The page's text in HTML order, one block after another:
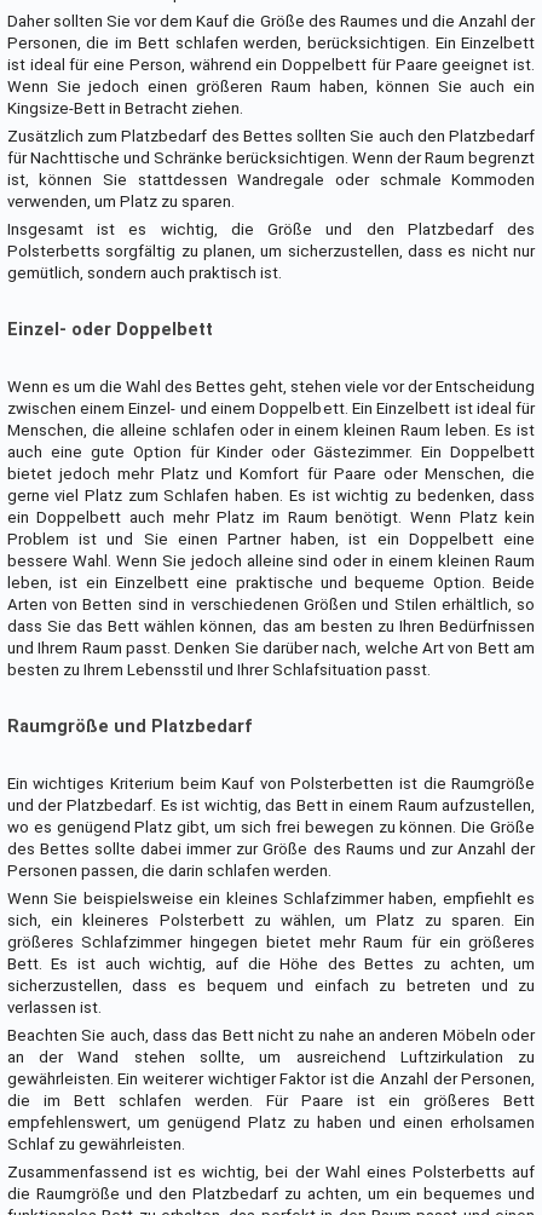
Daher sollten Sie vor dem Kauf die Größe des Raumes und die Anzahl der
Personen, die im Bett schlafen werden, berücksichtigen. Ein Einzelbett
ist ideal für eine Person, während ein Doppelbett für Paare geeignet ist.
Wenn Sie jedoch einen größeren Raum haben, können Sie auch ein
Kingsize-Bett in Betracht ziehen.
Zusätzlich zum Platzbedarf des Bettes sollten Sie auch den Platzbedarf
für Nachttische und Schränke berücksichtigen. Wenn der Raum begrenzt
ist, können Sie stattdessen Wandregale oder schmale Kommoden
verwenden, um Platz zu sparen.
Insgesamt ist es wichtig, die Größe und den Platzbedarf des
Polsterbetts sorgfältig zu planen, um sicherzustellen, dass es nicht nur
gemütlich, sondern auch praktisch ist.
Einzel- oder Doppelbett
Wenn es um die Wahl des Bettes geht, stehen viele vor der Entscheidung
zwischen einem Einzel- und einem Doppelbett. Ein Einzelbett ist ideal für
Menschen, die alleine schlafen oder in einem kleinen Raum leben. Es ist
auch eine gute Option für Kinder oder Gästezimmer. Ein Doppelbett
bietet jedoch mehr Platz und Komfort für Paare oder Menschen, die
gerne viel Platz zum Schlafen haben. Es ist wichtig zu bedenken, dass
ein Doppelbett auch mehr Platz im Raum benötigt. Wenn Platz kein
Problem ist und Sie einen Partner haben, ist ein Doppelbett eine
bessere Wahl. Wenn Sie jedoch alleine sind oder in einem kleinen Raum
leben, ist ein Einzelbett eine praktische und bequeme Option. Beide
Arten von Betten sind in verschiedenen Größen und Stilen erhältlich, so
dass Sie das Bett wählen können, das am besten zu Ihren Bedürfnissen
und Ihrem Raum passt. Denken Sie darüber nach, welche Art von Bett am
besten zu Ihrem Lebensstil und Ihrer Schlafsituation passt.
Raumgröße und Platzbedarf
Ein wichtiges Kriterium beim Kauf von Polsterbetten ist die Raumgröße
und der Platzbedarf. Es ist wichtig, das Bett in einem Raum aufzustellen,
wo es genügend Platz gibt, um sich frei bewegen zu können. Die Größe
des Bettes sollte dabei immer zur Größe des Raums und zur Anzahl der
Personen passen, die darin schlafen werden.
Wenn Sie beispielsweise ein kleines Schlafzimmer haben, empfiehlt es
sich, ein kleineres Polsterbett zu wählen, um Platz zu sparen. Ein
größeres Schlafzimmer hingegen bietet mehr Raum für ein größeres
Bett. Es ist auch wichtig, auf die Höhe des Bettes zu achten, um
sicherzustellen, dass es bequem und einfach zu betreten und zu
verlassen ist.
Beachten Sie auch, dass das Bett nicht zu nahe an anderen Möbeln oder
an der Wand stehen sollte, um ausreichend Luftzirkulation zu
gewährleisten. Ein weiterer wichtiger Faktor ist die Anzahl der Personen,
die im Bett schlafen werden. Für Paare ist ein größeres Bett
empfehlenswert, um genügend Platz zu haben und einen erholsamen
Schlaf zu gewährleisten.
Zusammenfassend ist es wichtig, bei der Wahl eines Polsterbetts auf
die Raumgröße und den Platzbedarf zu achten, um ein bequemes und